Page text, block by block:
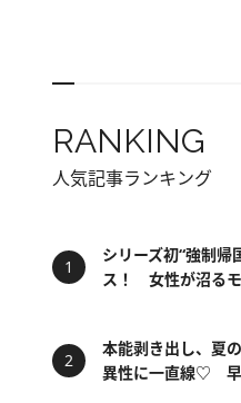
RANKING
人気記事ランキング
シリーズ初“強制帰
ス！ 女性が沼る
本能剥き出し、夏
異性に一直線♡ 早